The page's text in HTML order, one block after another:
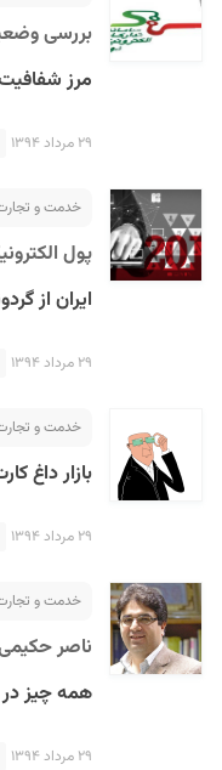
بررسی
مرز
۲۹ مرداد ۱۳۹۴
خدمت و
پول
ایران از
۲۹ مرداد ۱۳۹۴
خدمت و
بازار داغ
۲۹ مرداد ۱۳۹۴
خدمت و
ناصر
همه چیز
۲۹ مرداد ۱۳۹۴